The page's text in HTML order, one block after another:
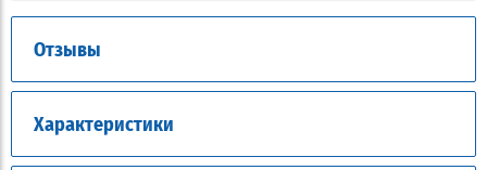
Отзывы
Характеристики